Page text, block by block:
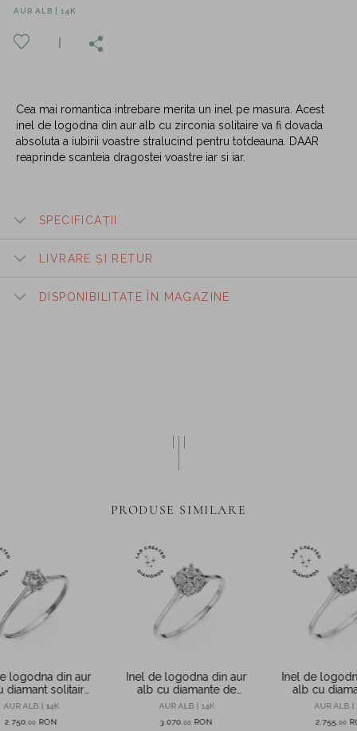
AUR ALB | 14K
Cea mai romantica intrebare merita un inel pe masura. Acest
inel de logodna din aur alb cu zirconia solitaire va fi dovada
absoluta a iubirii voastre stralucind pentru totdeauna. DAAR
reaprinde scanteia dragostei voastre iar si iar.
SPECIFICAȚII
LIVRARE ȘI RETUR
DISPONIBILITATE ÎN MAGAZINE
PRODUSE SIMILARE
logodna din aur
diamant solitaire
0.3ct creat in
AUR ALB | 14K
2.750 ,00 RON
Inel de logodna din aur
alb cu diamante de
0.2ct create in laborator
AUR ALB | 14K
3.070 ,00 RON
Inel de
alb cu
0.1ct create
AUR ALB |
2.755 ,00